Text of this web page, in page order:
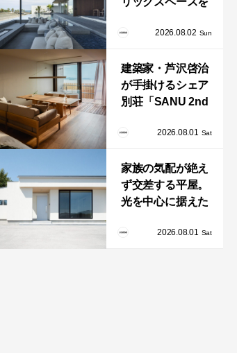
「CHILL2.0」
業！
2026.08.02 Sun
建築家・芦沢啓治
が手掛けるシェア
別荘「SANU 2nd
Owners」、新拠点
売開始
2026.08.01 Sat
家族の気配が絶え
ず交差する平屋。
光を中心に据えた
杜」
2026.08.01 Sat